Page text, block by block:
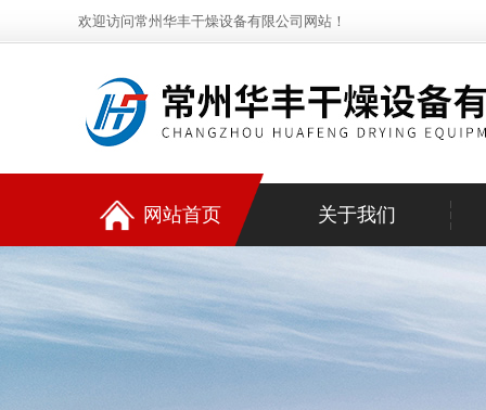
欢迎访问常州华丰干燥设备有限公司网站！
网站首页 关于我们